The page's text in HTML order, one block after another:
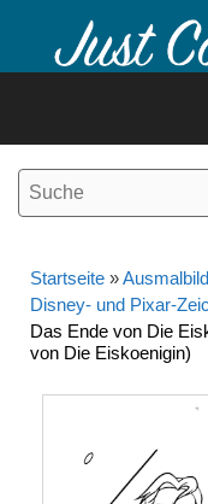
Inhalt
Startseite »
Disney- und Pixar-
Das Ende von Die
von Die Eiskoenigin)